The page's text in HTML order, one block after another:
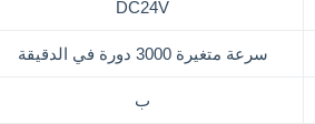
DC24V
سرعة متغيرة 3000 دورة في الدقيقة
ب